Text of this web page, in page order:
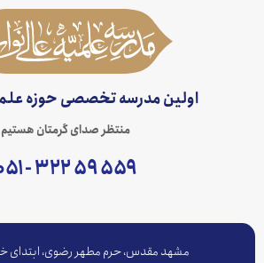
اولین مدرسه تخصصی حوزه علمیه
منتظر صدای گرمتان هستیم
مشهد مقدس، حرم مطهر رضوی، ابتدای خیابان